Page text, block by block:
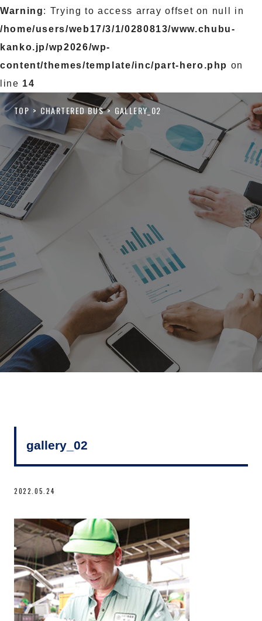
Warning: Trying to access array offset on null in
/home/users/web17/3/1/0280813/www.chubu-
kanko.jp/wp2026/wp-
content/themes/template/inc/part-hero.php on
line 14
TOP CHARTERED BUS GALLERY_02
gallery_02
2022.05.24